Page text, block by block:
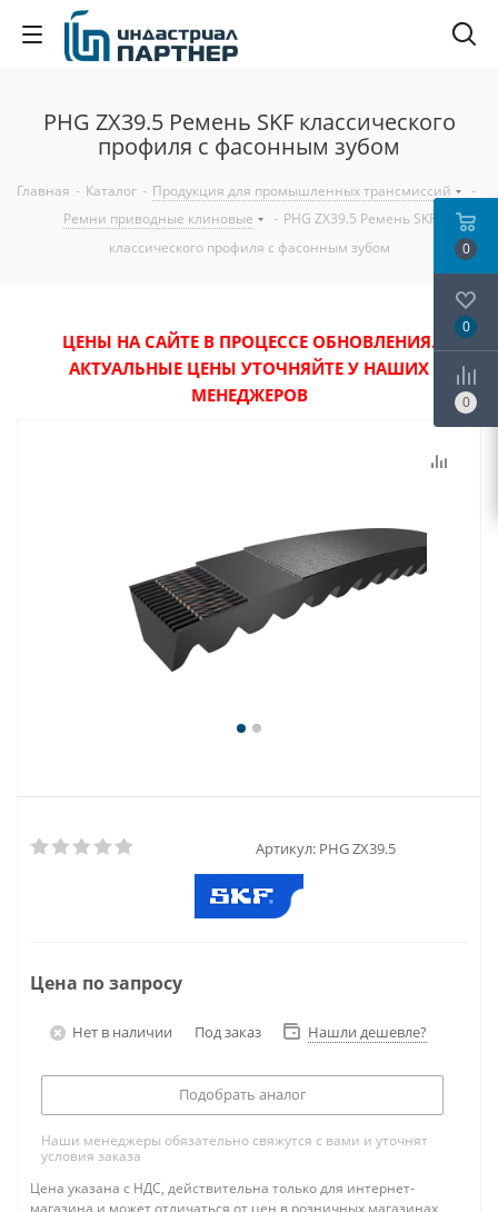
PHG ZX39.5 Ремень SKF классического
профиля с фасонным зубом
Главная - Каталог - Продукция для промышленных трансмиссий
-
Ремни приводные клиновые
- PHG ZX39.5 Ремень SKF
классического профиля с фасонным зубом
ЦЕНЫ НА САЙТЕ В ПРОЦЕССЕ ОБНОВЛЕНИЯ.
АКТУАЛЬНЫЕ ЦЕНЫ УТОЧНЯЙТЕ У НАШИХ
МЕНЕДЖЕРОВ
Артикул: PHG ZX39.5
Цена по запросу
Нет в наличии Под заказ Нашли дешевле?
Подобрать аналог
Наши менеджеры обязательно свяжутся с вами и уточнят
условия заказа
Цена указана с НДС, действительна только для интернет-
магазина и может отличаться от цен в розничных магазинах
0
0
0